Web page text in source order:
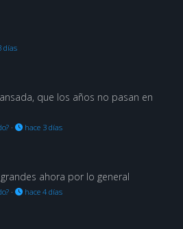
días
que los años no pasan en
· hace 3 días
ahora por lo general
· hace 4 días